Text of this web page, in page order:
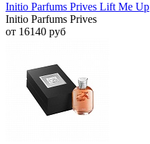
Initio Parfums Prives Lift Me Up
Initio Parfums Prives
от 16140 руб